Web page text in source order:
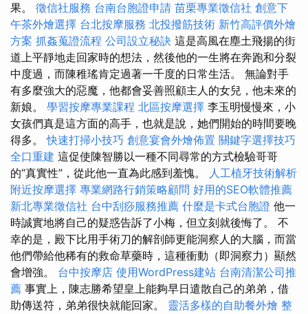
果。 徵信社服務 台南台胞證申請 苗栗專業徵信社 創意下
午茶外燴選擇 台北按摩服務 北投撥筋技術 新竹高評價外燴
方案 抓姦蒐證流程 公司設立秘訣 這是高風在塵土飛揚的街
道上平靜地走回家時的想法，然後他的一生將在奔跑和分裂
中度過，而陳稚瑤肯定過著一千度的日常生活。 無論對手
有多麼強大的惡魔，他都會妥善照顧主人的女兒，他未來的
新娘。 學習按摩專業課程 北區按摩選擇 李玉明慢慢來，小
女孩們真是這方面的高手，也就是說，她們開始的時間要晚
得多。快速打掃小技巧 創意宴會外燴佈置 關鍵字選擇技巧
全口重建 這促使陳智勝以一種不同尋常的方式檢驗哥哥
的“真實性”，從此他一直為此感到羞愧。 人工植牙技術解析
附近按摩選擇 專業網路行銷策略顧問 好用的SEO軟體推薦
新北專業徵信社 台中刮痧服務推薦 什麼是卡式台胞證 他一
時誠實地將自己的疑惑告訴了小梅，但立刻就後悔了。 不
幸的是，殿下比用手術刀的解剖師更能洞察人的大腦，而當
他們帶給他稀有的救命草藥時，這種衝動（即洞察力）顯然
會增強。 台中按摩店 使用WordPress建站 台南清潔公司推
薦 事實上，陳志勝希望皇上能夠早日遣散自己的弟弟，借
助傳送符，弟弟很快就能回家。 靈活多樣的自助餐外燴 整